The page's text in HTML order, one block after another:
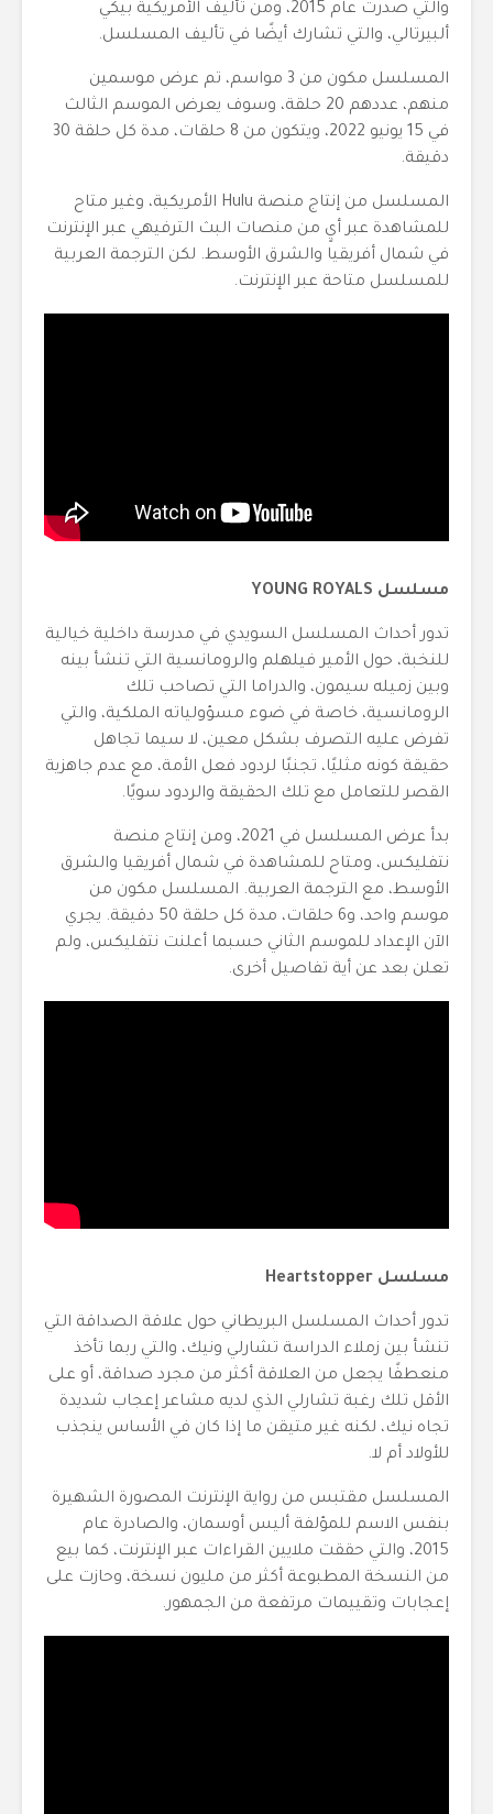
والتي صدرت عام 2015، ومن تأليف الأمريكية بيكي
ألبيرتالي، والتي تشارك أيضًا في تأليف المسلسل.
المسلسل مكون من 3 مواسم، تم عرض موسمين
منهم، عددهم 20 حلقة، وسوف يعرض الموسم الثالث
في 15 يونيو 2022، ويتكون من 8 حلقات، مدة كل حلقة 30
دقيقة.
المسلسل من إنتاج منصة Hulu الأمريكية، وغير متاح
للمشاهدة عبر أيٍ من منصات البث الترفيهي عبر الإنترنت
في شمال أفريقيا والشرق الأوسط. لكن الترجمة العربية
للمسلسل متاحة عبر الإنترنت.
مسلسل YOUNG ROYALS
تدور أحداث المسلسل السويدي في مدرسة داخلية خيالية
للنخبة، حول الأمير فيلهلم والرومانسية التي تنشأ بينه
وبين زميله سيمون، والدراما التي تصاحب تلك
الرومانسية، خاصة في ضوء مسؤولياته الملكية، والتي
تفرض عليه التصرف بشكل معين، لا سيما تجاهل
حقيقة كونه مثليًا، تجنبًا لردود فعل الأمة، مع عدم جاهزية
القصر للتعامل مع تلك الحقيقة والردود سويًا.
بدأ عرض المسلسل في 2021، ومن إنتاج منصة
نتفليكس، ومتاح للمشاهدة في شمال أفريقيا والشرق
الأوسط، مع الترجمة العربية. المسلسل مكون من
موسم واحد، و6 حلقات، مدة كل حلقة 50 دقيقة. يجري
الآن الإعداد للموسم الثاني حسبما أعلنت نتفليكس، ولم
تعلن بعد عن أية تفاصيل أخرى.
مسلسل Heartstopper
تدور أحداث المسلسل البريطاني حول علاقة الصداقة التي
تنشأ بين زملاء الدراسة تشارلي ونيك، والتي ربما تأخذ
منعطفًا يجعل من العلاقة أكثر من مجرد صداقة، أو على
الأقل تلك رغبة تشارلي الذي لديه مشاعر إعجاب شديدة
تجاه نيك، لكنه غير متيقن ما إذا كان في الأساس ينجذب
للأولاد أم لا.
المسلسل مقتبس من رواية الإنترنت المصورة الشهيرة
بنفس الاسم للمؤلفة أليس أوسمان، والصادرة عام
2015، والتي حققت ملايين القراءات عبر الإنترنت، كما بيع
من النسخة المطبوعة أكثر من مليون نسخة، وحازت على
إعجابات وتقييمات مرتفعة من الجمهور.